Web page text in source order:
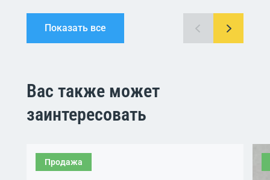
Показать все
Вас также может
заинтересовать
Продажа